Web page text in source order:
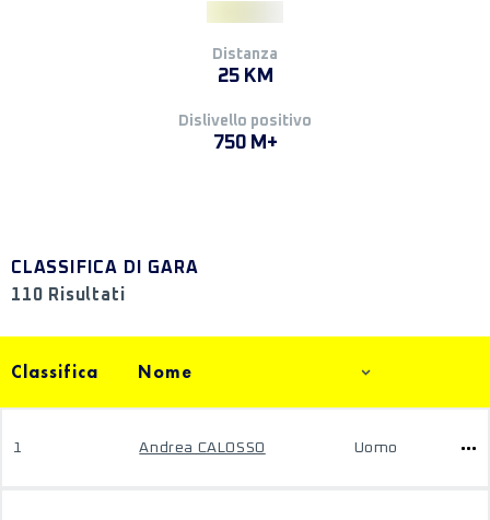
Distanza
25 KM
Dislivello positivo
750 M+
CLASSIFICA DI GARA
110 Risultati
Classifica Nome
1 Andrea CALOSSO Uomo